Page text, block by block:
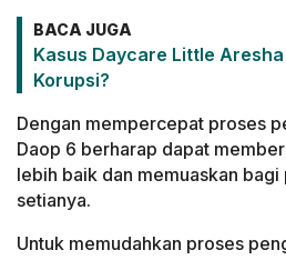
BACA JUGA
Kasus Daycare Little
Korupsi?
Dengan mempercepat proses
Daop 6 berharap dapat
lebih baik dan memuaskan bagi
setianya.
Untuk memudahkan proses